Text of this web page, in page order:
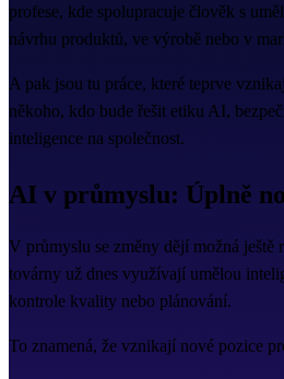
profese, kde spolupracuje člověk s
návrhu produktů, ve výrobě nebo v
A pak jsou tu práce, které teprve
někoho, kdo bude řešit etiku AI,
inteligence na společnost.
AI v průmyslu: Úplně
V průmyslu se změny dějí možná
továrny už dnes využívají umělou
kontrole kvality nebo plánování.
To znamená, že vznikají nové pozice